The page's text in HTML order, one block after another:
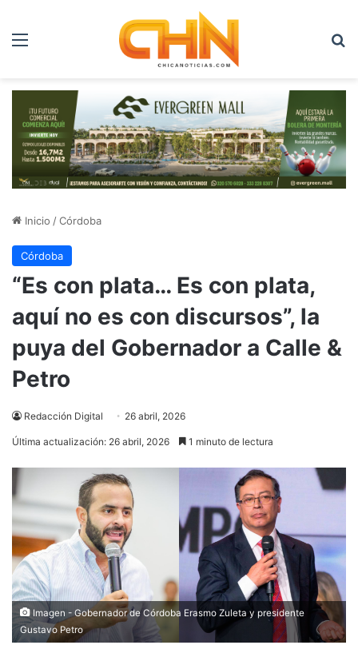
Menú
Inicio /Córdoba
Córdoba
“Es con plata… Es con plata,
aquí no es con discursos”, la
puya del Gobernador a Calle &
Petro
Redacción Digital 26 abril, 2026
Última actualización: 26 abril, 2026 1 minuto de lectura
Imagen - Gobernador de Córdoba Erasmo Zuleta y presidente
Gustavo Petro